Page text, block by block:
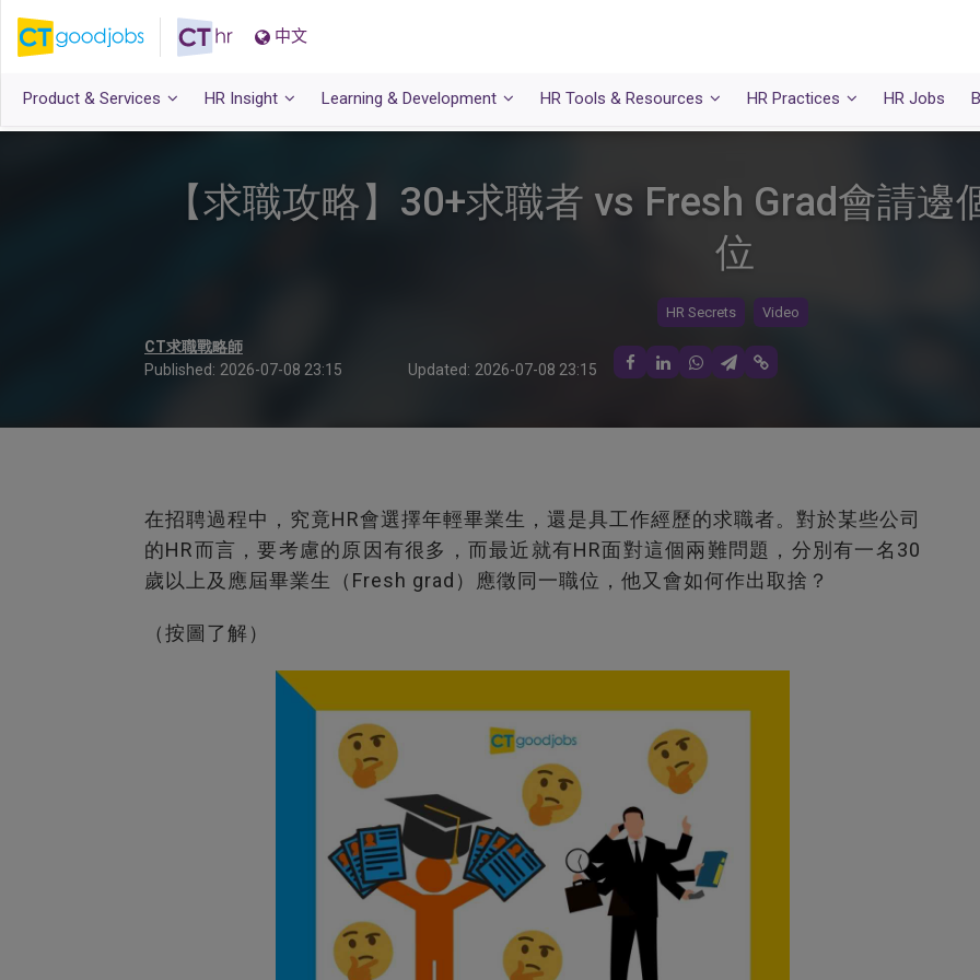
中文
Product & Services HR Insight Learning & Development HR Tools & Resources HR Practices HR Jobs
【求職攻略】30+求職者 vs Fresh Grad會請邊
位
HR Secrets Video
CT求職戰略師
Published: 2026-07-08 23:15 Updated: 2026-07-08 23:15
在招聘過程中，究竟HR會選擇年輕畢業生，還是具工作經歷的求職者。對於某些公司
的HR而言，要考慮的原因有很多，而最近就有HR面對這個兩難問題，分別有一名30
歲以上及應屆畢業生（Fresh grad）應徵同一職位，他又會如何作出取捨？
（按圖了解）